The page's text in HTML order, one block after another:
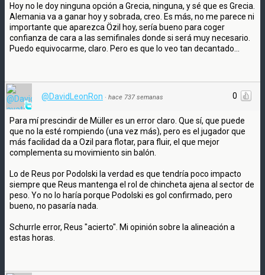
Hoy no le doy ninguna opción a Grecia, ninguna, y sé que es Grecia.
Alemania va a ganar hoy y sobrada, creo. Es más, no me parece ni
importante que aparezca Özil hoy, sería bueno para coger
confianza de cara a las semifinales donde si será muy necesario.
Puedo equivocarme, claro. Pero es que lo veo tan decantado...
0
@DavidLeonRon · hace 737 semanas
Para mí prescindir de Müller es un error claro. Que sí, que puede
que no la esté rompiendo (una vez más), pero es el jugador que
más facilidad da a Ozil para flotar, para fluir, el que mejor
complementa su movimiento sin balón.
Lo de Reus por Podolski la verdad es que tendría poco impacto
siempre que Reus mantenga el rol de chincheta ajena al sector de
peso. Yo no lo haría porque Podolski es gol confirmado, pero
bueno, no pasaría nada.
Schurrle error, Reus "acierto". Mi opinión sobre la alineación a
estas horas.